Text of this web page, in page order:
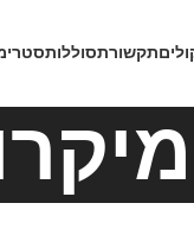
תקשורתסוללות